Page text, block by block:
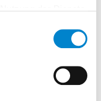
des